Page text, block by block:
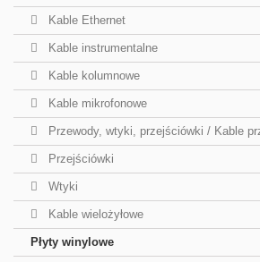
Kable Ethernet
Kable instrumentalne
Kable kolumnowe
Kable mikrofonowe
Przewody, wtyki, przejściówki / Kable
Przejściówki
Wtyki
Kable wielożyłowe
Płyty winylowe